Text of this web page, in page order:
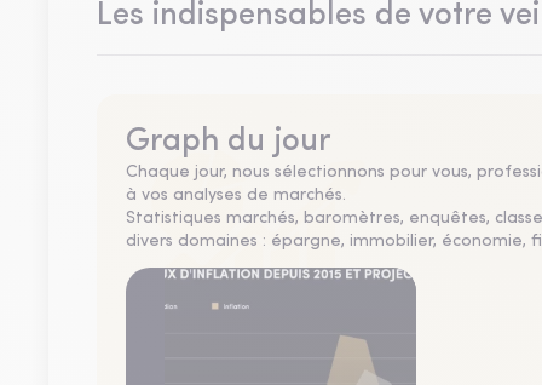
Les indispensables de votre
Graph du jour
Chaque jour, nous sélectionnons pour vous,
à vos analyses de marchés.
Statistiques marchés, baromètres, enquêtes,
divers domaines : épargne, immobilier, économie,